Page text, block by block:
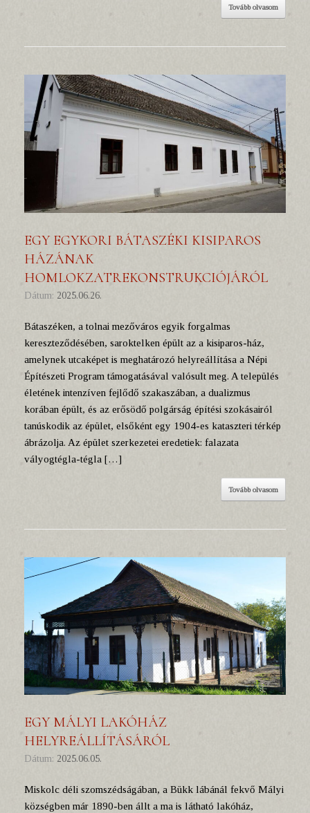
Tovább olvasom
EGY EGYKORI BÁTASZÉKI KISIPAROS
HÁZÁNAK
HOMLOKZATREKONSTRUKCIÓJÁRÓL
Dátum: 2025.06.26.
Bátaszéken, a tolnai mezőváros egyik forgalmas
kereszteződésében, saroktelken épült az a kisiparos-ház,
amelynek utcaképet is meghatározó helyreállítása a Népi
Építészeti Program támogatásával valósult meg. A település
életének intenzíven fejlődő szakaszában, a dualizmus
korában épült, és az erősödő polgárság építési szokásairól
tanúskodik az épület, elsőként egy 1904-es kataszteri térkép
ábrázolja. Az épület szerkezetei eredetiek: falazata
vályogtégla-tégla […]
Tovább olvasom
EGY MÁLYI LAKÓHÁZ
HELYREÁLLÍTÁSÁRÓL
Dátum: 2025.06.05.
Miskolc déli szomszédságában, a Bükk lábánál fekvő Mályi
községben már 1890-ben állt a ma is látható lakóház,